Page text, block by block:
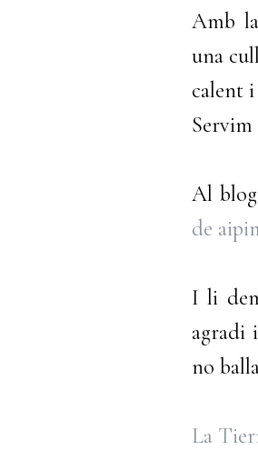
Amb
una
calent
Servim
Al
de
I li
agradi
no
La